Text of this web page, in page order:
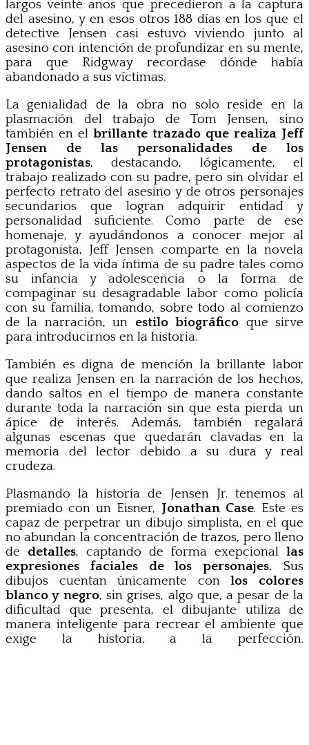
largos veinte años que precedieron a la captura
del asesino, y en esos otros 188 días en los que el
detective Jensen casi estuvo viviendo junto al
asesino con intención de profundizar en su mente,
para que Ridgway recordase dónde había
abandonado a sus víctimas.
La genialidad de la obra no solo reside en la
plasmación del trabajo de Tom Jensen, sino
también en el brillante trazado que realiza Jeff
Jensen de las personalidades de los
protagonistas, destacando, lógicamente, el
trabajo realizado con su padre, pero sin olvidar el
perfecto retrato del asesino y de otros personajes
secundarios que logran adquirir entidad y
personalidad suficiente. Como parte de ese
homenaje, y ayudándonos a conocer mejor al
protagonista, Jeff Jensen comparte en la novela
aspectos de la vida íntima de su padre tales como
su infancia y adolescencia o la forma de
compaginar su desagradable labor como policía
con su familia, tomando, sobre todo al comienzo
de la narración, un estilo biográfico que sirve
para introducirnos en la historia.
También es digna de mención la brillante labor
que realiza Jensen en la narración de los hechos,
dando saltos en el tiempo de manera constante
durante toda la narración sin que esta pierda un
ápice de interés. Además, también regalará
algunas escenas que quedarán clavadas en la
memoria del lector debido a su dura y real
crudeza.
Plasmando la historia de Jensen Jr. tenemos al
premiado con un Eisner, Jonathan Case. Este es
capaz de perpetrar un dibujo simplista, en el que
no abundan la concentración de trazos, pero lleno
de detalles, captando de forma exepcional las
expresiones faciales de los personajes. Sus
dibujos cuentan únicamente conlos colores
blanco y negro, sin grises, algo que, a pesar de la
dificultad que presenta, el dibujante utiliza de
manera inteligente para recrear el ambiente que
exige la historia, a la perfección.